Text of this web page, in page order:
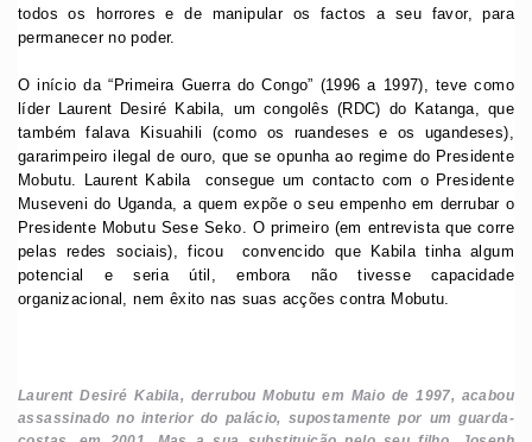
todos os horrores e de manipular os factos a seu favor, para
permanecer no poder.
O início da “Primeira Guerra do Congo” (1996 a 1997), teve como
líder Laurent Desiré Kabila, um congolês (RDC) do Katanga, que
também falava Kisuahili (como os ruandeses e os ugandeses),
gararimpeiro ilegal de ouro, que se opunha ao regime do Presidente
Mobutu. Laurent Kabila consegue um contacto com o Presidente
Museveni do Uganda, a quem expõe o seu empenho em derrubar o
Presidente Mobutu Sese Seko. O primeiro (em entrevista que corre
pelas redes sociais), ficou convencido que Kabila tinha algum
potencial e seria útil, embora não tivesse capacidade
organizacional, nem êxito nas suas acções contra Mobutu.
Laurent Desiré Kabila, derrubou Mobutu em Maio de 1997, acabou
assassinado no interior do palácio, supostamente por um guarda-